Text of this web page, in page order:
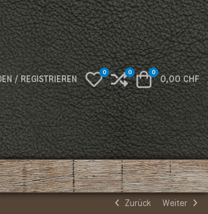
/ REGISTRIEREN My Wishlist
0 Compare
0 Warenkorb
0
0,00 CHF
Zurück Weiter